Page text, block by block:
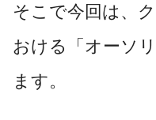
そこで今回は、
おける「オーソ
ます。